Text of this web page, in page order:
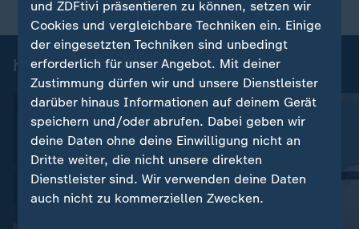
heute 19:00 Uhr: Einzelbeiträge
und ZDFtivi präsentieren zu können, setzen wir
Cookies und vergleichbare Techniken ein. Einige
der eingesetzten Techniken sind unbedingt
erforderlich für unser Angebot. Mit deiner
Zustimmung dürfen wir und unsere Dienstleister
darüber hinaus Informationen auf deinem Gerät
speichern und/oder abrufen. Dabei geben wir
deine Daten ohne deine Einwilligung nicht an
Dritte weiter, die nicht unsere direkten
Dienstleister sind. Wir verwenden deine Daten
auch nicht zu kommerziellen Zwecken.